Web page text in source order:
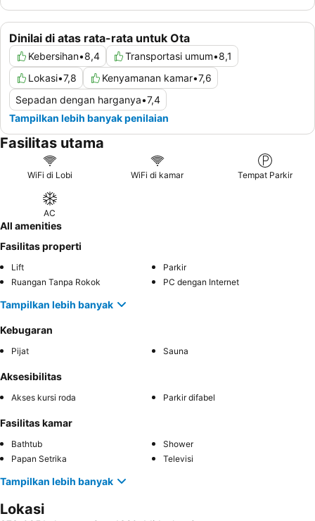
Dinilai di atas rata-rata untuk Ota
Kebersihan•8,4 Transportasi umum•8,1
Lokasi•7,8 Kenyamanan kamar•7,6
Sepadan dengan harganya•7,4
Tampilkan lebih banyak penilaian
Fasilitas utama
WiFi di Lobi WiFi di kamar Tempat Parkir
AC
All amenities
Fasilitas properti
Lift
Parkir
Ruangan Tanpa Rokok
PC dengan Internet
Tampilkan lebih banyak
Kebugaran
Pijat Sauna
Aksesibilitas
Akses kursi roda Parkir difabel
Fasilitas kamar
Bathtub
Shower
Papan Setrika
Televisi
Tampilkan lebih banyak
Lokasi